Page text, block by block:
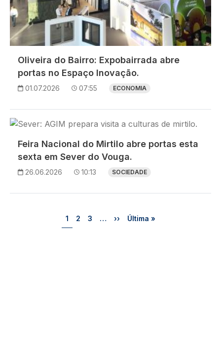
Oliveira do Bairro: Expobairrada abre
portas no Espaço Inovação.
01.07.2026 07:55 ECONOMIA
Imagem
Feira Nacional do Mirtilo abre portas esta
sexta em Sever do Vouga.
26.06.2026 10:13 SOCIEDADE
Página
1 Página
2 Página
3 … Próxima página
›› Última página
Última »